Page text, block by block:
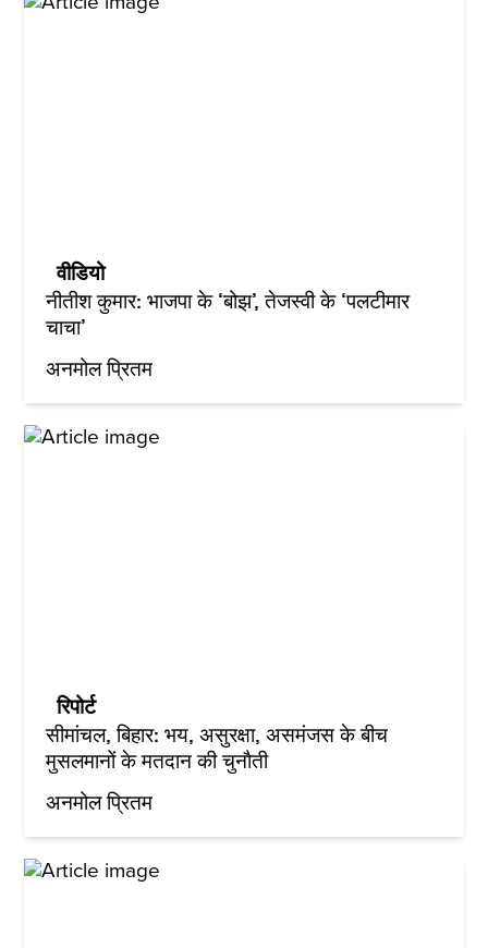
वीडियो
नीतीश कुमार: भाजपा के ‘बोझ’, तेजस्वी के ‘पलटीमार
चाचा’
अनमोल प्रितम
रिपोर्ट
सीमांचल, बिहार: भय, असुरक्षा, असमंजस के बीच
मुसलमानों के मतदान की चुनौती
अनमोल प्रितम